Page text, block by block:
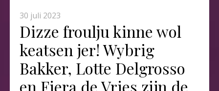
30 juli 2023
Dizze froulju kinne wol
keatsen jer! Wybrig
Bakker, Lotte Delgrosso
en Fiera de Vries zijn de